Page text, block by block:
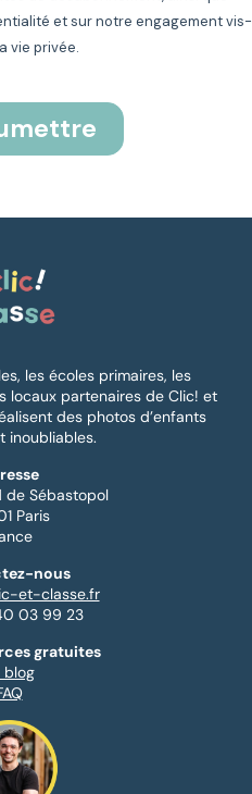
les écoles primaires, les
locaux partenaires de Clic! et
des photos d’enfants
inoubliables.
de Sébastopol
Paris
nous
et-classe.fr
03 99 23
gratuites
blog